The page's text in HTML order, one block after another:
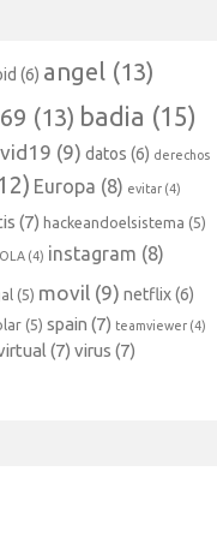
(6) angel (13)
(13) badia (15)
(9) datos (6) derechos
Europa (8) evitar (4)
(7) hackeandoelsistema (5)
(4) instagram (8)
(5) movil (9) netflix(6)
(5) spain (7) teamviewer (4)
(7) virus (7)